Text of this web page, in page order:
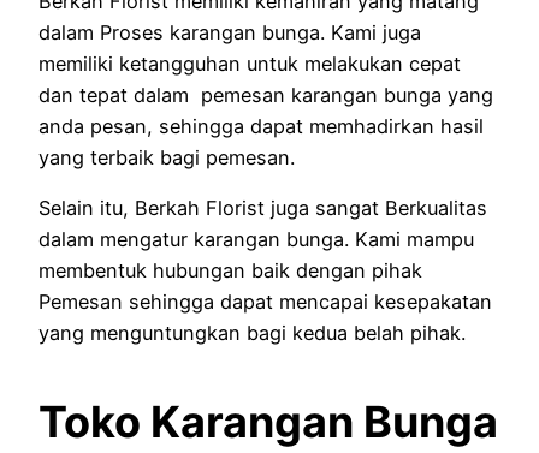
dalam Proses karangan bunga. Kami juga
memiliki ketangguhan untuk melakukan cepat
dan tepat dalam pemesan karangan bunga yang
anda pesan, sehingga dapat memhadirkan hasil
yang terbaik bagi pemesan.
Selain itu, Berkah Florist juga sangat Berkualitas
dalam mengatur karangan bunga. Kami mampu
membentuk hubungan baik dengan pihak
Pemesan sehingga dapat mencapai kesepakatan
yang menguntungkan bagi kedua belah pihak.
Toko Karangan Bunga